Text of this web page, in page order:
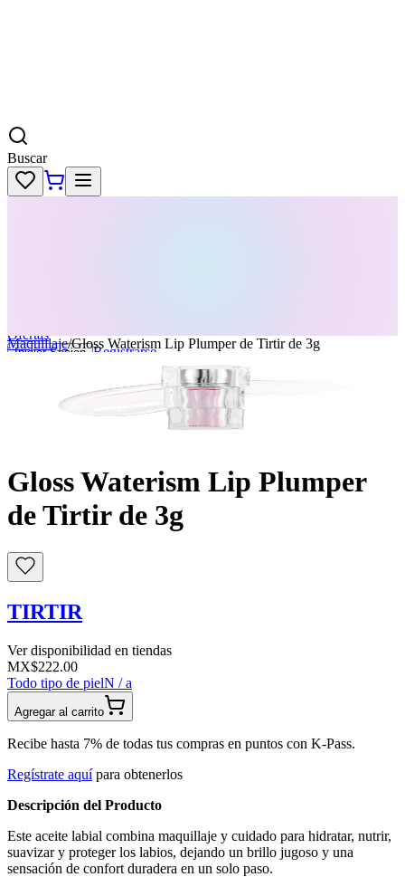
Buscar
Ofertas
Iniciar Sesion Registrarse
Maquillaje/Gloss Waterism Lip Plumper de Tirtir de 3g
Gloss Waterism Lip Plumper
de Tirtir de 3g
TIRTIR
Ver disponibilidad en tiendas
MX$222.00
Todo tipo de pielN / a
Agregar al carrito
Recibe hasta 7% de todas tus compras en puntos con K-Pass.
Regístrate aquí para obtenerlos
Descripción del Producto
Este aceite labial combina maquillaje y cuidado para hidratar, nutrir,
suavizar y proteger los labios, dejando un brillo jugoso y una
sensación de confort duradera en un solo paso.